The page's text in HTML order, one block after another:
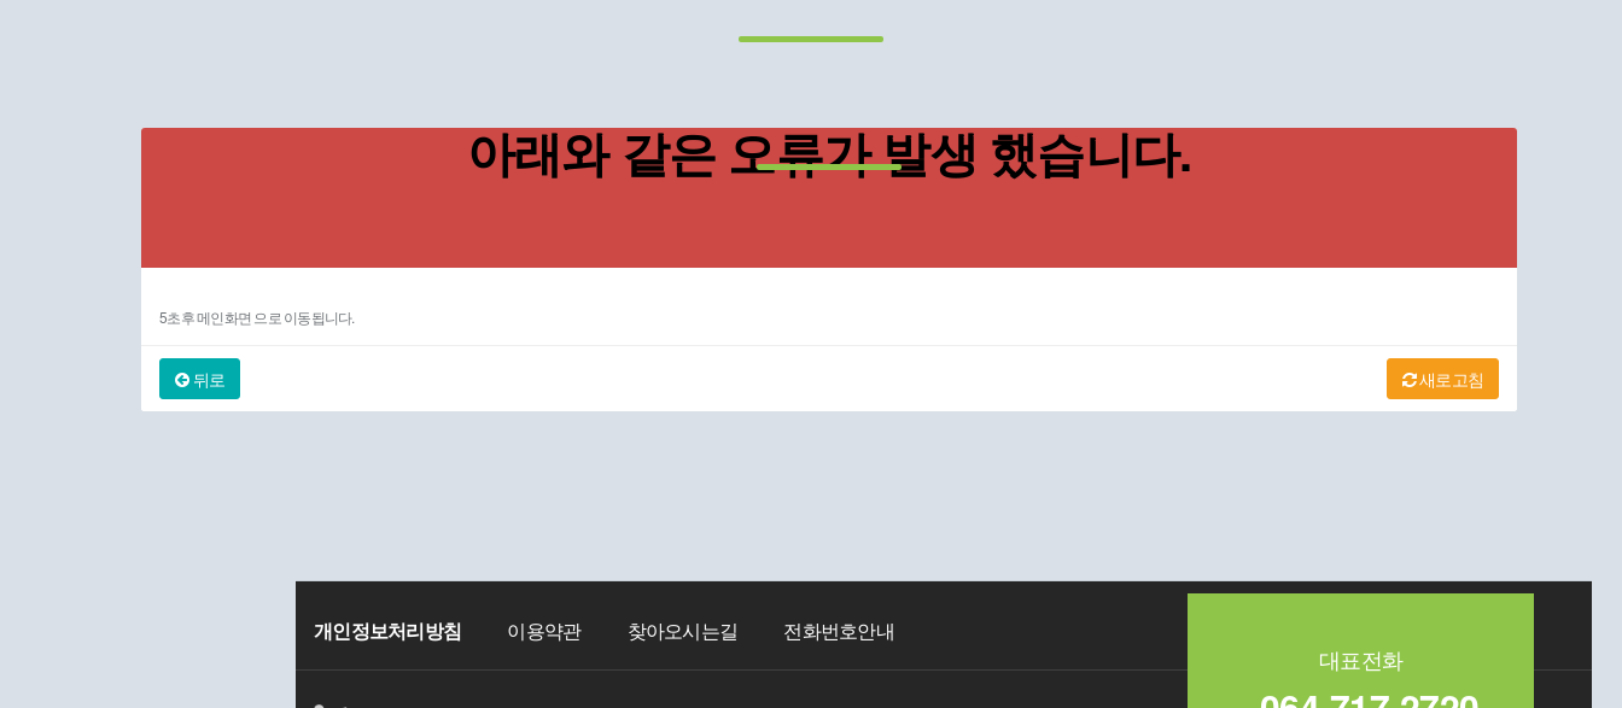
아래와 같은 오류가 발생 했습니다.
5초후 메인화면 으로 이동됩니다.
새로고침
뒤로
대표전화
개인정보처리방침 이용약관 찾아오시는길 전화번호안내